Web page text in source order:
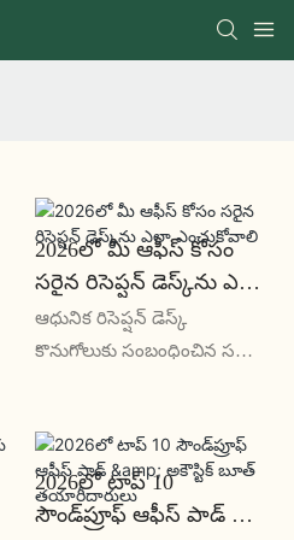
2026లో మీ ఆఫీస్ కోసం
సరైన రిసెప్షన్ డెస్క్‌ను ఎలా
ఎంచుకోవాలి
ఆధునిక రిసెప్షన్ డెస్క్
కొనుగోలుకు సంబంధించిన సమగ్ర
ఎంచుకోవడానికి రకాలు,
మెటీరియల్స్, డిజైన్ ట్రెండ్‌లు
మరియు నిపుణుల చిట్కాలను
2026లో టాప్ 10
సౌండ్‌ప్రూఫ్ ఆఫీస్ పాడ్ &